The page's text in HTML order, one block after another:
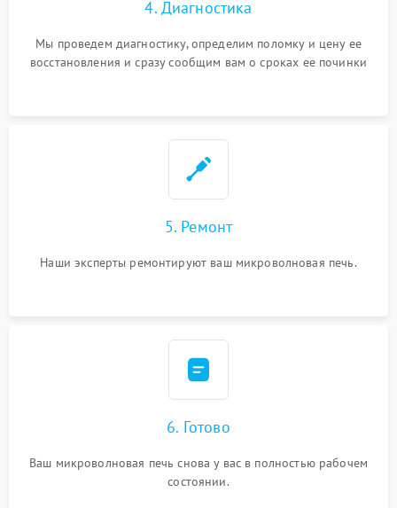
4. Диагностика
Мы проведем диагностику, определим поломку и цену ее
восстановления и сразу сообщим вам о сроках ее починки
5. Ремонт
Наши эксперты ремонтируют ваш микроволновая печь.
6. Готово
Ваш микроволновая печь снова у вас в полностью рабочем
состоянии.